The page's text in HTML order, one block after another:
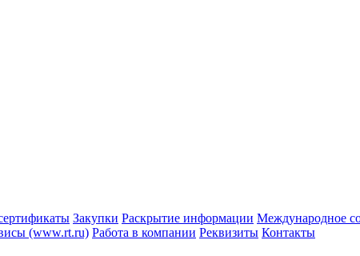
Закупки Раскрытие информации Международное
(www.rt.ru) Работа в компании Реквизиты Контакты